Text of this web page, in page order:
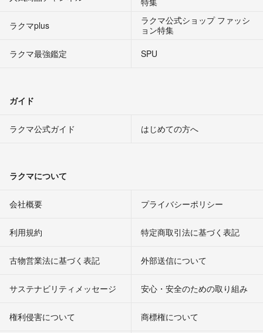
ラクマplus
ラクマ公式ショップ ファッシ
ョン特集
ラクマ最強鑑定
SPU
ガイド
ラクマ公式ガイド はじめての方へ
ラクマについて
会社概要 プライバシーポリシー
利用規約 特定商取引法に基づく表記
古物営業法に基づく表記 外部送信について
サステナビリティメッセージ 安心・安全のための取り組み
権利侵害について
商標権について